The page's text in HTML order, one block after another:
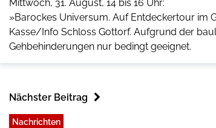
Mittwoch, 31. August, 14 bis 16 Uhr:
»Barockes Universum. Auf Entdeckertour im
Kasse/Info Schloss Gottorf. Aufgrund der
Gehbehinderungen nur bedingt geeignet.
Nächster Beitrag
Nachrichten